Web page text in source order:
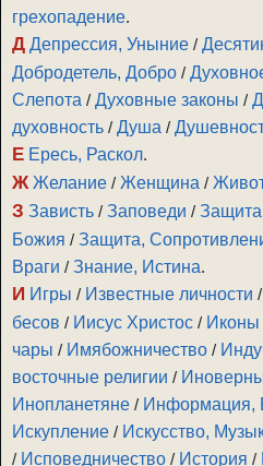
грехопадение.
Д Депрессия, Уныние /
Добродетель, Добро /
Слепота /Духовные законы /
духовность /Душа /
Е Ересь, Раскол.
Ж Желание /Женщина /
З Зависть /Заповеди /
Божия /Защита,
Враги /Знание, Истина.
И Игры / Известные личности /
бесов / Иисус Христос / Иконы
чары / Имябожничество /
восточные религии /
Инопланетяне / Информация,
Искупление / Искусство,
/ Исповедничество / История /